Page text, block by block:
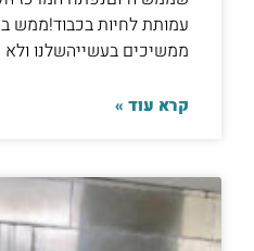
עמותת לחיות בכבוד!ממש
ממשיכים בעשייהשלנו
קרא עוד »